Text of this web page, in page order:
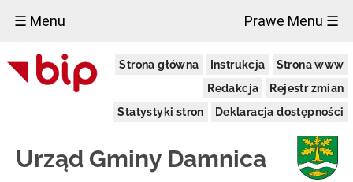
☰ Menu Prawe Menu ☰
Strona główna Instrukcja
Strona www
Redakcja
Rejestr zmian
Statystyki stron
Deklaracja dostępności
Urząd Gminy Damnica
Urząd
Gminy
Gmina
Dni
×